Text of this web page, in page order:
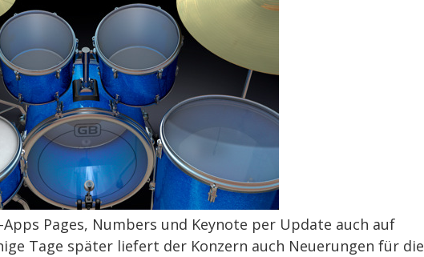
Pages, Numbers und Keynote per Update auch auf
Tage später liefert der Konzern auch Neuerungen für die